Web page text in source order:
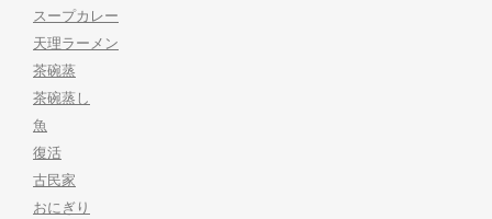
スープカレー
天理ラーメン
茶碗蒸
茶碗蒸し
魚
復活
古民家
おにぎり